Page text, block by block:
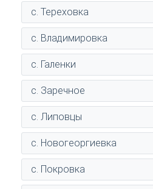
с. Тереховка
с. Владимировка
с. Галенки
с. Заречное
с. Липовцы
с. Новогеоргиевка
с. Покровка